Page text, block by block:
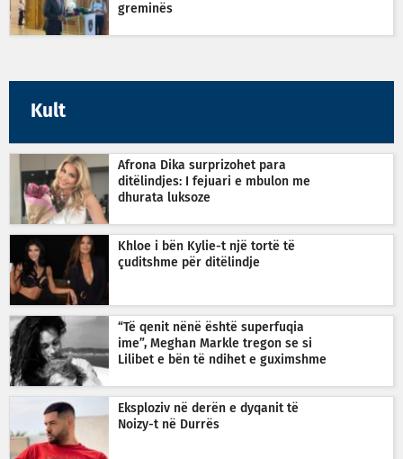
greminës
Kult
Afrona Dika surprizohet para
ditëlindjes: I fejuari e mbulon me
dhurata luksoze
Khloe i bën Kylie-t një tortë të
çuditshme për ditëlindje
“Të qenit nënë është superfuqia
ime”, Meghan Markle tregon se si
Lilibet e bën të ndihet e guximshme
Eksploziv në derën e dyqanit të
Noizy-t në Durrës